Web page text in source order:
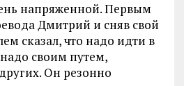
напряженной. Первым
Дмитрий и сняв свой
сказал, что надо идти в
своим путем,
Он резонно